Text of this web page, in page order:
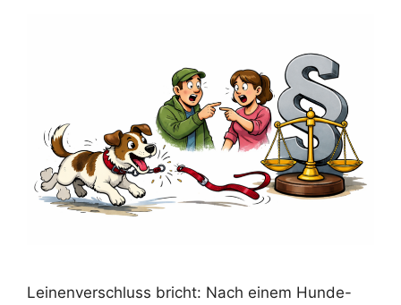
Leinenverschluss bricht: Nach einem Hunde-